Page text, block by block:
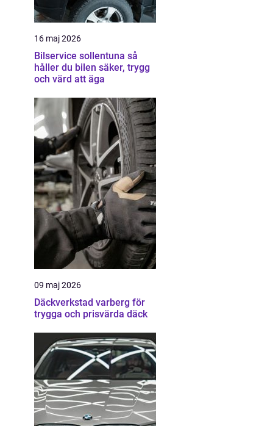
16 maj 2026
Bilservice sollentuna så
håller du bilen säker, trygg
och värd att äga
09 maj 2026
Däckverkstad varberg för
trygga och prisvärda däck